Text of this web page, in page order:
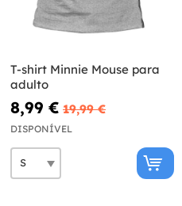
T-shirt Minnie Mouse para
adulto
8,99 € 19,99 €
DISPONÍVEL